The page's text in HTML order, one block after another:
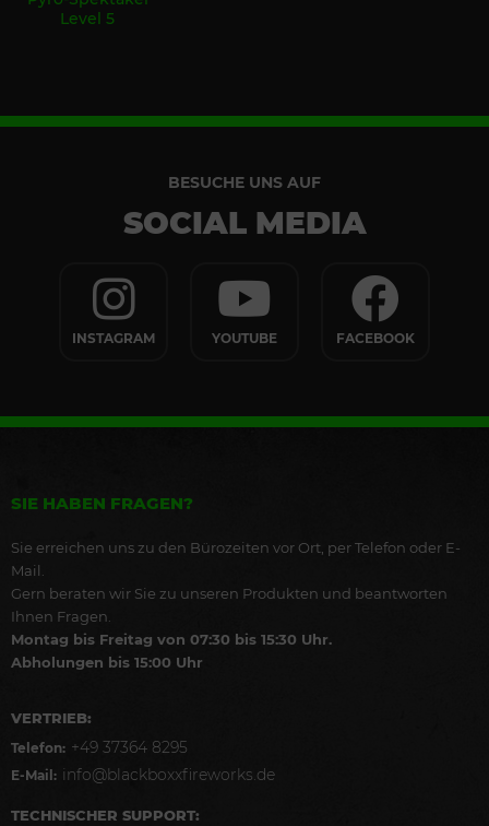
Level 5
BESUCHE UNS AUF
SOCIAL MEDIA
INSTAGRAM YOUTUBE FACEBOOK
SIE HABEN FRAGEN?
Sie erreichen uns zu den Bürozeiten vor Ort, per Telefon oder E-
Mail.
Gern beraten wir Sie zu unseren Produkten und beantworten
Ihnen Fragen.
Montag bis Freitag von 07:30 bis 15:30 Uhr.
Abholungen bis 15:00 Uhr
VERTRIEB:
Telefon: +49 37364 8295
E-Mail: info@blackboxxfireworks.de
TECHNISCHER SUPPORT: